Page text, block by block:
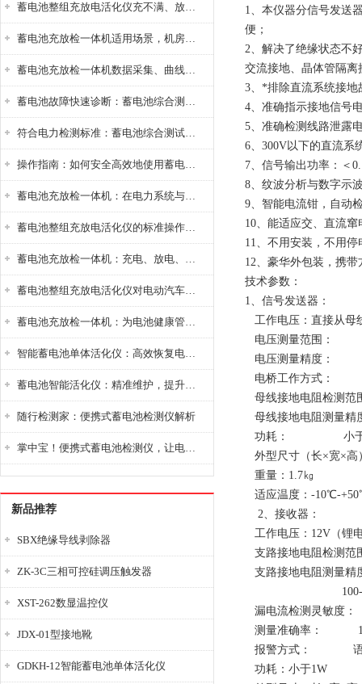
蓄电池整组充放电活化仪充不满、放不完怎么办？
蓄电池充放检一体机适用场景，机房基站变电站铅酸蓄电池维护检测应用
蓄电池充放检一体机数据采集、曲线分析与电池健康状态智能评估功能详解
蓄电池故障快速诊断：蓄电池综合测试仪判断落后电池的方法与标准
符合电力检测标准：蓄电池综合测试仪测试规范与精度校准方法详解
操作指南：如何安全高效地使用蓄电池智能活化仪？
蓄电池充放检一体机：在电力系统与储能设备中的创新应用，确保蓄电池性能与可靠性
蓄电池整组充放电活化仪的标准操作流程：从接线设置到充放电参数设定的安全规范
蓄电池充放检一体机：充电、放电、检测三功能集成设备
蓄电池整组充放电活化仪对电动汽车电池有帮助吗？
蓄电池充放检一体机：为电池健康管理提供一站式解决方案
智能蓄电池单体活化仪：高效恢复电池性能，延长蓄电池使用寿命
蓄电池智能活化仪：精准维护，提升电池健康状态
随行检测家：便携式蓄电池检测仪解析
掌中宝！便携式蓄电池检测仪，让电池检测变得简单又快捷！
新品推荐
SBX绝缘导线剥除器
ZK-3C三相可控硅调压触发器
XST-262数显温控仪
JDX-01型接地靴
GDKH-12智能蓄电池单体活化仪
1、本仪器分信号发送
便；
2、解决了绝缘状态不
交流接地、晶体管隔离
3、*排除直流系统接地
4、准确指示接地信号
5、准确检测线路泄露
6、300V以下的直流系
7、信号输出功率：＜
8、纹波分析与数字示
9、智能电流钳，自动
10、能适应交、直流
11、不用安装，不用
12、豪华外包装，携带
技术参数：
1、信号发送器：
工作电压：直接从母
电压测量范围：
电压测量精度：
电桥工作方式：
母线接地电阻检测范
母线接地电阻测量精
功耗： 小于
外型尺寸（长×宽×高
重量：1.7㎏
适应温度：-10℃-
2、接收器：
工作电压：12V（锂
支路接地电阻检测范
支路接地电阻测量精
100-200kΩ
漏电流检测灵敏度
测量准确率：
报警方式： 语音
功耗：小于1W